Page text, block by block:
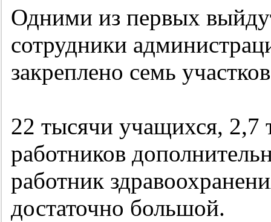
Одними из первых
сотрудники
закреплено семь
22 тысячи учащихся, 2,7
работников
работник
достаточно большой.